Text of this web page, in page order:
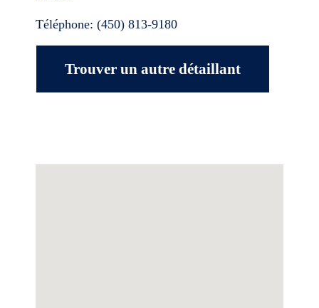
Téléphone: (450) 813-9180
Trouver un autre détaillant